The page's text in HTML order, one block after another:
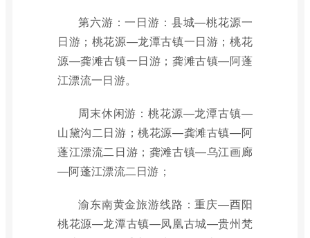
第六游：一日游：县城—桃花源一
日游；桃花源—龙潭古镇一日游；桃花
源—龚滩古镇一日游；龚滩古镇—阿蓬
江漂流一日游。
周末休闲游：桃花源—龙潭古镇—
山黛沟二日游；桃花源—龚滩古镇—阿
蓬江漂流二日游；龚滩古镇—乌江画廊
—阿蓬江漂流二日游；
渝东南黄金旅游线路：重庆—酉阳
桃花源—龙潭古镇—凤凰古城—贵州梵